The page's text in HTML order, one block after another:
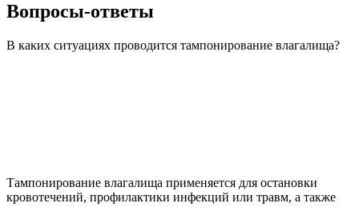
Вопросы-ответы
В каких ситуациях проводится тампонирование влагалища?
Тампонирование влагалища применяется для остановки
кровотечений, профилактики инфекций или травм, а также